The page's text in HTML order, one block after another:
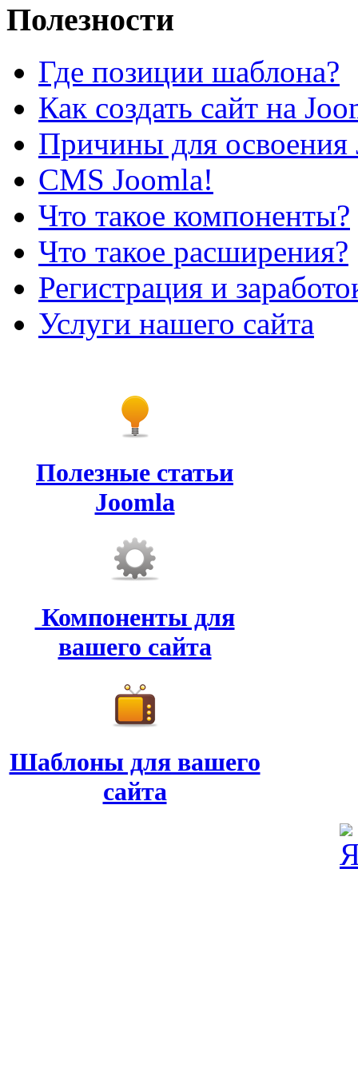
Полезности
Где позиции шаблона?
Как создать сайт на
Причины для освоения
CMS Joomla!
Что такое компоненты?
Что такое расширения?
Регистрация и
Услуги нашего сайта
Полезные статьи
Joomla
Компоненты для
вашего сайта
Шаблоны для вашего
сайта